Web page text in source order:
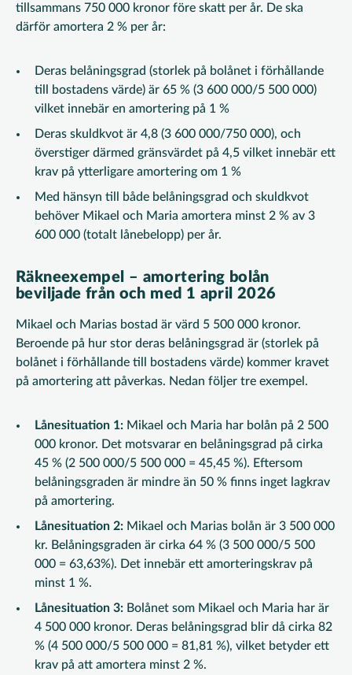
tillsammans 750 000 kronor före skatt per år. De ska
därför amortera 2 % per år:
Deras belåningsgrad (storlek på bolånet i förhållande
till bostadens värde) är 65 % (3 600 000/5 500 000)
vilket innebär en amortering på 1 %
Deras skuldkvot är 4,8 (3 600 000/750 000), och
överstiger därmed gränsvärdet på 4,5 vilket innebär ett
krav på ytterligare amortering om 1 %
Med hänsyn till både belåningsgrad och skuldkvot
behöver Mikael och Maria amortera minst 2 % av 3
600 000 (totalt lånebelopp) per år.
Räkneexempel – amortering bolån
beviljade från och med 1 april 2026
Mikael och Marias bostad är värd 5 500 000 kronor.
Beroende på hur stor deras belåningsgrad är (storlek på
bolånet i förhållande till bostadens värde) kommer kravet
på amortering att påverkas. Nedan följer tre exempel.
Lånesituation 1: Mikael och Maria har bolån på 2 500
000 kronor. Det motsvarar en belåningsgrad på cirka
45 % (2 500 000/5 500 000 = 45,45 %). Eftersom
belåningsgraden är mindre än 50 % finns inget lagkrav
på amortering.
Lånesituation 2: Mikael och Marias bolån är 3 500 000
kr. Belåningsgraden är cirka 64 % (3 500 000/5 500
000 = 63,63%). Det innebär ett amorteringskrav på
minst 1 %.
Lånesituation 3: Bolånet som Mikael och Maria har är
4 500 000 kronor. Deras belåningsgrad blir då cirka 82
% (4 500 000/5 500 000 = 81,81 %), vilket betyder ett
krav på att amortera minst 2 %.